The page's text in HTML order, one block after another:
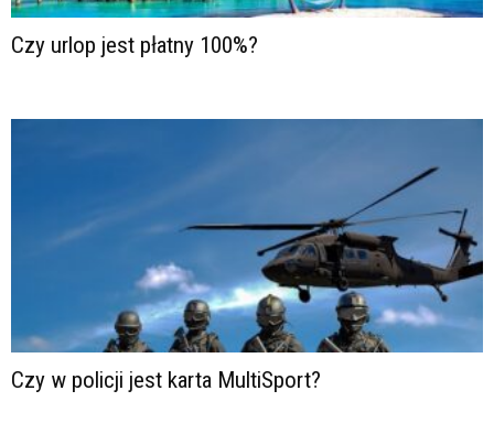
Czy urlop jest płatny 100%?
Czy w policji jest karta MultiSport?